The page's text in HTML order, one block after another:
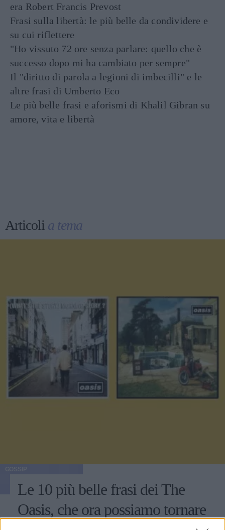
era Robert Francis Prevost
Frasi sulla libertà: le più belle da condividere e
su cui riflettere
"Ho vissuto 72 ore senza parlare: quello che è
successo dopo mi ha cambiato per sempre"
Il "diritto di parola a legioni di imbecilli" e le
altre frasi di Umberto Eco
Le più belle frasi e aforismi di Khalil Gibran su
amore, vita e libertà
Articoli a tema
Le 10 più belle frasi dei The
Oasis, che ora possiamo tornare